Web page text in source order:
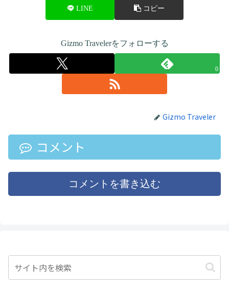
LINE コピー
Gizmo Travelerをフォローする
0
Gizmo Traveler
コメント
コメントを書き込む